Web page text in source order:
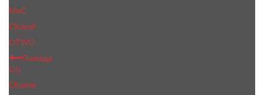
MaC
Сhanеl
OTWO
Помада
Lily
Chanel